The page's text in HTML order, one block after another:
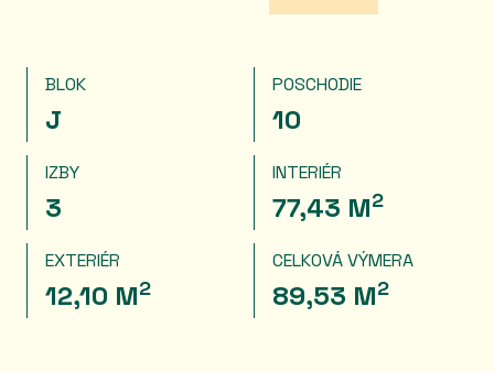
BLOK
J
POSCHODIE
10
IZBY
3
INTERIÉR
77,43 M2
EXTERIÉR
12,10 M2
CELKOVÁ VÝMERA
89,53 M2